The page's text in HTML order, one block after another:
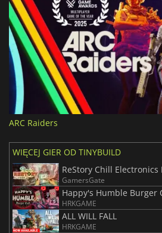
ARC Raiders
WIĘCEJ GIER OD TINYBUILD
ReStory Chill Electronics
GamersGate
Happy's Humble Burger
HRKGAME
ALL WILL FALL
HRKGAME